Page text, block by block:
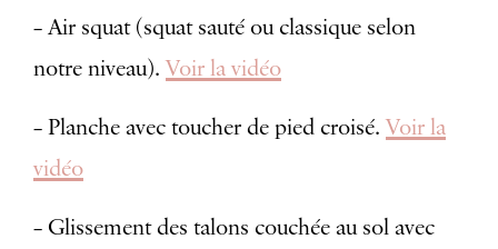
– Air squat (squat sauté ou classique selon
notre niveau). Voir la vidéo
– Planche avec toucher de pied croisé. Voir la
vidéo
– Glissement des talons couchée au sol avec